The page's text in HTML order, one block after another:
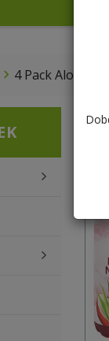
4 Pack Aloe